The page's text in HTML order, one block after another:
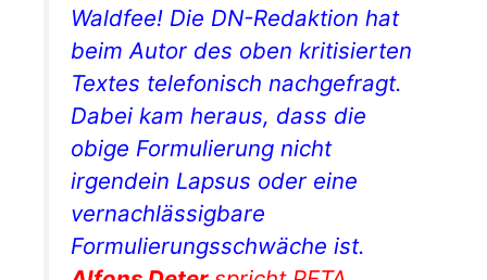
Waldfee! Die DN-Redaktion hat
beim Autor des oben kritisierten
Textes telefonisch nachgefragt.
Dabei kam heraus, dass die
obige Formulierung nicht
irgendein Lapsus oder eine
vernachlässigbare
Formulierungsschwäche ist.